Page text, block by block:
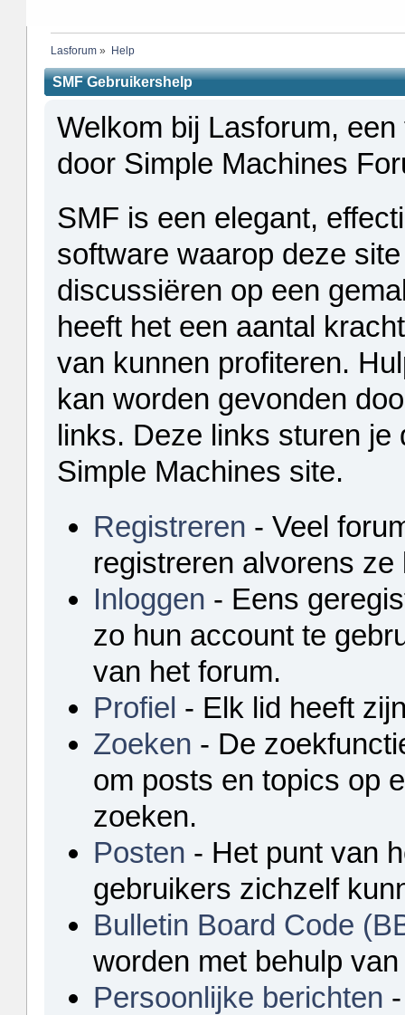
Lasforum» Help
SMF Gebruikershelp
Welkom bij Lasforum,
door Simple Machines
SMF is een elegant,
software waarop deze
discussiëren op een
heeft het een aantal
van kunnen profiteren.
kan worden gevonden
links. Deze links sturen je
Simple Machines site.
Registreren - Veel
registreren alvorens ze
Inloggen - Eens
zo hun account te
van het forum.
Profiel - Elk lid heeft
Zoeken - De
om posts en topics op
zoeken.
Posten - Het punt van
gebruikers zichzelf
Bulletin Board Code
worden met behulp
Persoonlijke berichten